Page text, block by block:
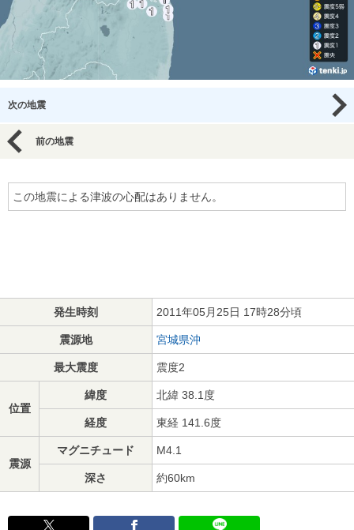
次の地震
前の地震
この地震による津波の心配はありません。
発生時刻 2011年05月25日 17時28分頃
震源地 宮城県沖
最大震度 震度2
位置
緯度 北緯 38.1度
経度 東経 141.6度
震源
マグニチュード M4.1
深さ 約60km